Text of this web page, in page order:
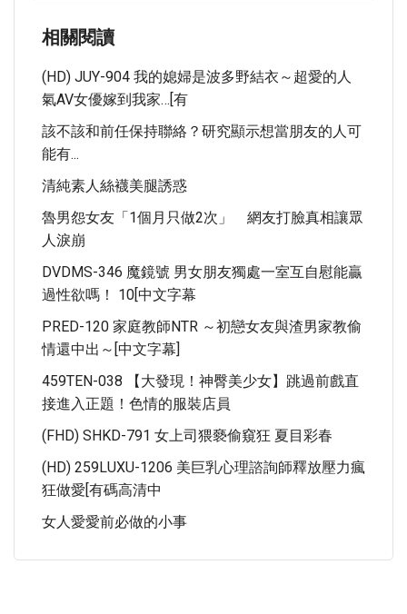
相關閱讀
(HD) JUY-904 我的媳婦是波多野結衣～超愛的人
氣AV女優嫁到我家…[有
該不該和前任保持聯絡？研究顯示想當朋友的人可
能有...
清純素人絲襪美腿誘惑
魯男怨女友「1個月只做2次」 網友打臉真相讓眾
人淚崩
DVDMS-346 魔鏡號 男女朋友獨處一室互自慰能贏
過性欲嗎！ 10[中文字幕
PRED-120 家庭教師NTR ～初戀女友與渣男家教偷
情還中出～[中文字幕]
459TEN-038 【大發現！神臀美少女】跳過前戲直
接進入正題！色情的服裝店員
(FHD) SHKD-791 女上司猥褻偷窺狂 夏目彩春
(HD) 259LUXU-1206 美巨乳心理諮詢師釋放壓力瘋
狂做愛[有碼高清中
女人愛愛前必做的小事